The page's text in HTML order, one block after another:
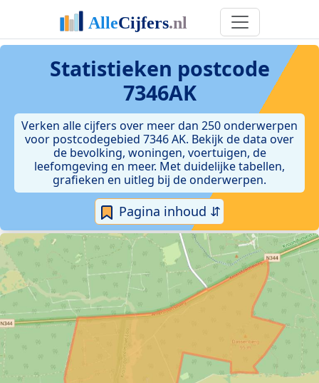
Statistieken postcode
7346AK
Verken alle cijfers over meer dan 250 onderwerpen
voor postcodegebied 7346 AK. Bekijk de data over
de bevolking, woningen, voertuigen, de
leefomgeving en meer. Met duidelijke tabellen,
grafieken en uitleg bij de onderwerpen.
Pagina inhoud ⇵